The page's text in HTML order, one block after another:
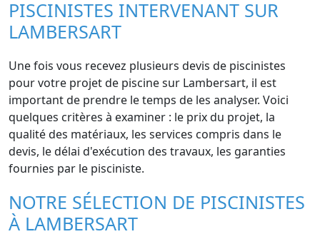
PISCINISTES INTERVENANT SUR
LAMBERSART
Une fois vous recevez plusieurs devis de piscinistes
pour votre projet de piscine sur Lambersart, il est
important de prendre le temps de les analyser. Voici
quelques critères à examiner : le prix du projet, la
qualité des matériaux, les services compris dans le
devis, le délai d'exécution des travaux, les garanties
fournies par le pisciniste.
NOTRE SÉLECTION DE PISCINISTES
À LAMBERSART